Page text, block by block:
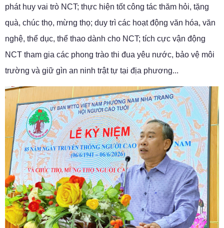
phát huy vai trò NCT; thực hiện tốt công tác thăm hỏi, tặng
quà, chúc thọ, mừng thọ; duy trì các hoạt động văn hóa, văn
nghệ, thể dục, thể thao dành cho NCT; tích cực vận động
NCT tham gia các phong trào thi đua yêu nước, bảo vệ môi
trường và giữ gìn an ninh trật tự tại địa phương...